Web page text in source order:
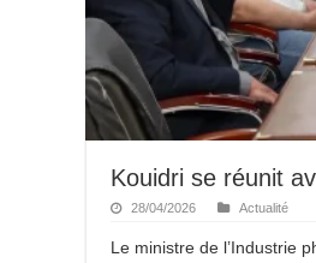
Kouidri se réunit
28/04/2026 Actualité
Le ministre de l’Industrie